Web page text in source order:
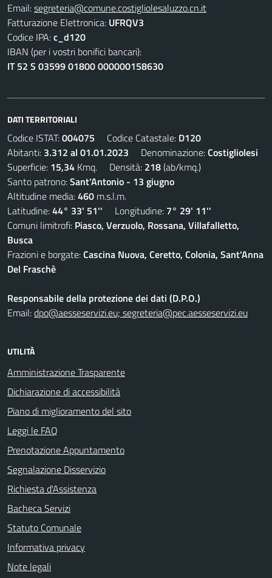
Email:segreteria@comune.costigliolesaluzzo.cn.it
Fatturazione Elettronica: UFRQV3
Codice IPA:c_d120
IBAN (per i vostri bonifici bancari):
IT 52 S 03599 01800 000000158630
DATI TERRITORIALI
Codice ISTAT:004075 Codice Catastale: D120
Abitanti: 3.312 al 01.01.2023 Denominazione:Costigliolesi
Superficie: 15,34 Kmq. Densità: 218(ab/kmq.)
Santo patrono:Sant'Antonio - 13 giugno
Altitudine media:460 m.s.l.m.
Latitudine:44° 33' 51'' Longitudine: 7° 29' 11''
Comuni limitrofi: Piasco, Verzuolo, Rossana, Villafalletto,
Busca
Frazioni e borgate:Cascina Nuova, Ceretto, Colonia, Sant'Anna
Del Fraschè
Responsabile della protezione dei dati (D.P.O.)
Email:dpo@aesseservizi.eu; segreteria@pec.aesseservizi.eu
UTILITÀ
Amministrazione Trasparente
Dichiarazione di accessibilità
Piano di miglioramento del sito
Leggi le FAQ
Prenotazione Appuntamento
Segnalazione Disservizio
Richiesta d'Assistenza
Bacheca Servizi
Statuto Comunale
Informativa privacy
Note legali